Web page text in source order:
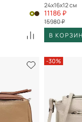
24x16x12 см
11186 ₽
15980 ₽
В
-30%